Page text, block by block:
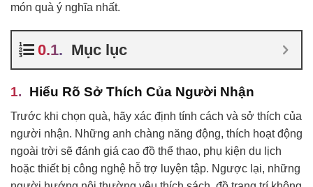
món quà ý nghĩa nhất.
Mục lục
Hiểu Rõ Sở Thích Của Người Nhận
Trước khi chọn quà, hãy xác định tính cách và sở thích của
người nhận. Những anh chàng năng động, thích hoạt động
ngoài trời sẽ đánh giá cao đồ thể thao, phụ kiện du lịch
hoặc thiết bị công nghệ hỗ trợ luyện tập. Ngược lại, những